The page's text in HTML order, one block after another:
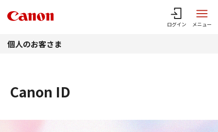
ログイン メニュー
個人のお客さま
Canon ID